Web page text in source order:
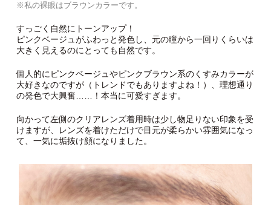
※私の裸眼はブラウンカラーです。
すっごく自然にトーンアップ！
ピンクベージュがふわっと発色し、元の瞳から一回りくらいは
大きく見えるのにとっても自然です。
個人的にピンクベージュやピンクブラウン系のくすみカラーが
大好きなのですが（トレンドでもありますよね！）、理想通り
の発色で大興奮……！本当に可愛すぎます。
向かって左側のクリアレンズ着用時は少し物足りない印象を受
けますが、レンズを着けただけで目元が柔らかい雰囲気になっ
て、一気に垢抜け顔になりました。